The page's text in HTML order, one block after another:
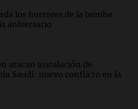
los horrores de la bomba
aniversario
atacan instalación de
Saudí: nuevo conflicto en la